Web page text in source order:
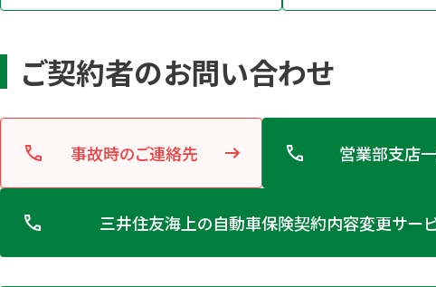
ご契約者のお問い合わせ
事故時のご連絡先 営業部支店
三井住友海上の自動車保険契約内容変更サー